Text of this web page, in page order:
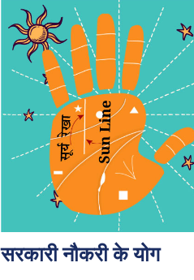
सरकारी नौकरी के योग